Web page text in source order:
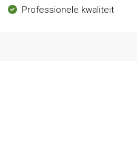
Professionele kwaliteit